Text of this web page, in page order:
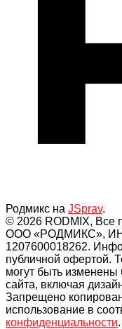
Родмикс на JSprav.
© 2026 RODMIX, Все
ООО «РОДМИКС»,
1207600018262.
публичной офертой.
могут быть
сайта, включая
Запрещено
использование в
конфиденциальности.